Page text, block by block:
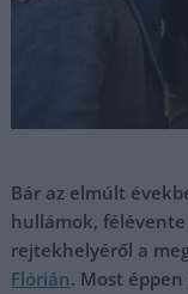
Bár az elmúlt
hullámok, félévente
rejtekhelyéről a
Flórián. Most